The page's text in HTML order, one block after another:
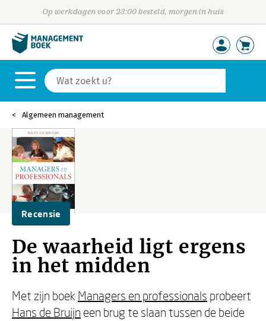
Op werkdagen voor 23:00 besteld, morgen in huis
Algemeen management
Recensie
De waarheid ligt ergens
in het midden
Met zijn boek Managers en professionals probeert
Hans de Bruijn een brug te slaan tussen de beide